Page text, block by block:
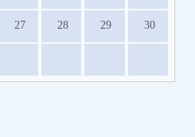
27 28 29 30